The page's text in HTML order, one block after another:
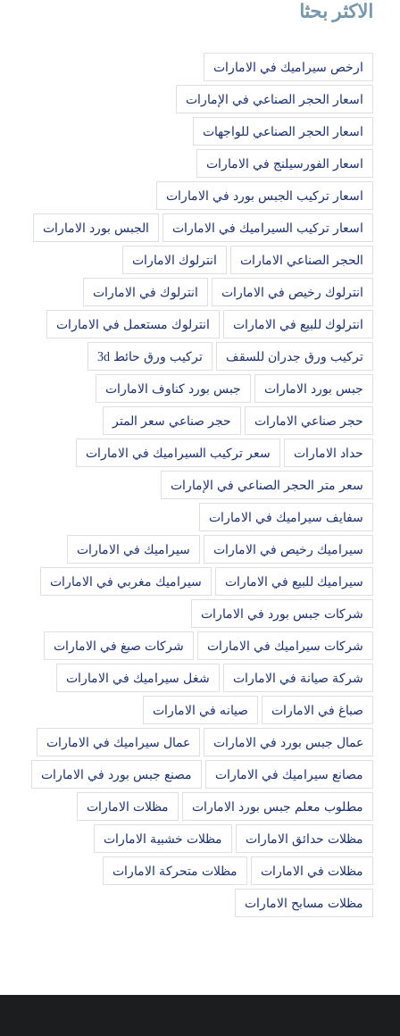
الاكثر بحثا
ارخص سيراميك في الامارات
اسعار الحجر الصناعي في الإمارات
اسعار الحجر الصناعي للواجهات
اسعار الفورسيلنج في الامارات
اسعار تركيب الجبس بورد في الامارات
اسعار تركيب السيراميك في الامارات الجبس بورد الامارات
الحجر الصناعي الامارات انترلوك الامارات
انترلوك رخيص في الامارات انترلوك في الامارات
انترلوك للبيع في الامارات انترلوك مستعمل في الامارات
تركيب ورق جدران للسقف تركيب ورق حائط 3d
جبس بورد الامارات جبس بورد كناوف الامارات
حجر صناعي الامارات حجر صناعي سعر المتر
حداد الامارات سعر تركيب السيراميك في الامارات
سعر متر الحجر الصناعي في الإمارات
سفايف سيراميك في الامارات
سيراميك رخيص في الامارات سيراميك في الامارات
سيراميك للبيع في الامارات سيراميك مغربي في الامارات
شركات جبس بورد في الامارات
شركات سيراميك في الامارات شركات صبغ في الامارات
شركة صيانة في الامارات شغل سيراميك في الامارات
صباغ في الامارات صيانه في الامارات
عمال جبس بورد في الامارات عمال سيراميك في الامارات
مصانع سيراميك في الامارات مصنع جبس بورد في الامارات
مطلوب معلم جبس بورد الامارات مظلات الامارات
مظلات حدائق الامارات مظلات خشبية الامارات
مظلات في الامارات مظلات متحركة الامارات
مظلات مسابح الامارات